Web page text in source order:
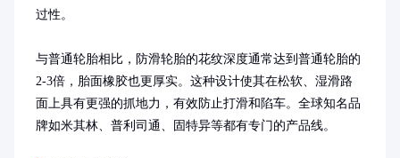
过性。
与普通轮胎相比，防滑轮胎的花纹深度通常达到普通轮胎的
2-3倍，胎面橡胶也更厚实。这种设计使其在松软、湿滑路
面上具有更强的抓地力，有效防止打滑和陷车。全球知名品
牌如米其林、普利司通、固特异等都有专门的产品线。